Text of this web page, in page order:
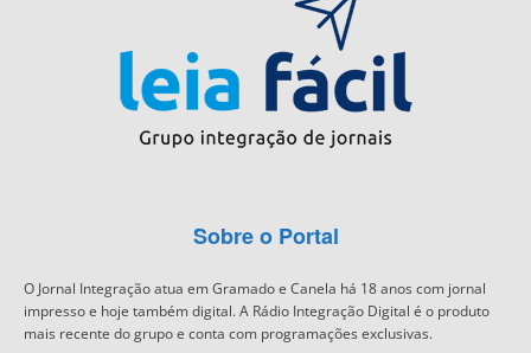
Sobre o Portal
O Jornal Integração atua em Gramado e Canela há 18 anos com jornal
impresso e hoje também digital. A Rádio Integração Digital é o produto
mais recente do grupo e conta com programações exclusivas.